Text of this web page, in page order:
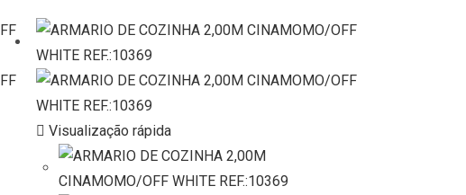
Visualização rápida